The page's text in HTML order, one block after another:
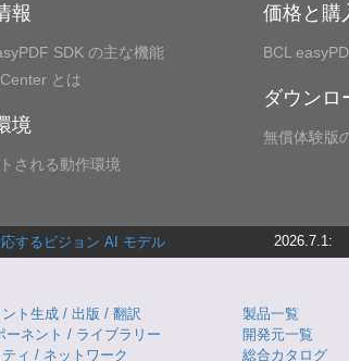
報
SDK の主な機能
とは
境
される動作環境
価格と購
BCL
ダウンロ
無償体験版
するビジョン AI モデル 2026.7.1:
ント生成 / 出版 / 翻訳
ーネント / ライブラリー
ィ / ネットワーク
製品一覧
開発元一覧
総合カタログ